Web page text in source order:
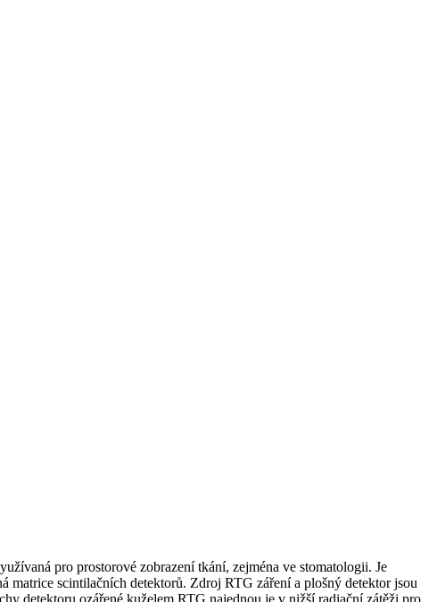
pro prostorové zobrazení tkání, zejména ve stomatologii. Je
matrice scintilačních detektorů. Zdroj RTG záření a plošný detektor jsou
detektoru ozářené kuželem RTG najednou je v nižší radiační zátěži pro